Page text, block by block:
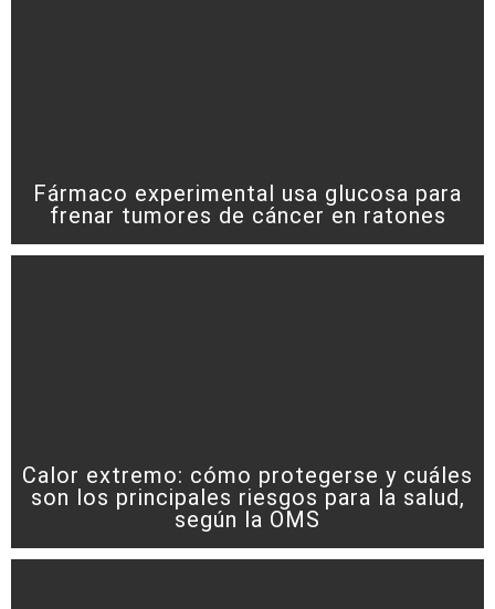
Fármaco experimental usa glucosa para
frenar tumores de cáncer en ratones
Calor extremo: cómo protegerse y cuáles
son los principales riesgos para la salud,
según la OMS